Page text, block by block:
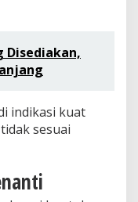
Disediakan,
indikasi kuat
sesuai